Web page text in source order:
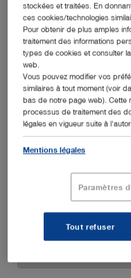
stockées et traitées. En
ces cookies/technologies
Pour obtenir de plus amples
traitement des informations
types de cookies et consulter
web.
Vous pouvez modifier vos
similaires à tout moment (voir
bas de notre page web). Cette
processus de traitement des
légales en vigueur suite à
Mentions légales
Paramètres
Tout refuser